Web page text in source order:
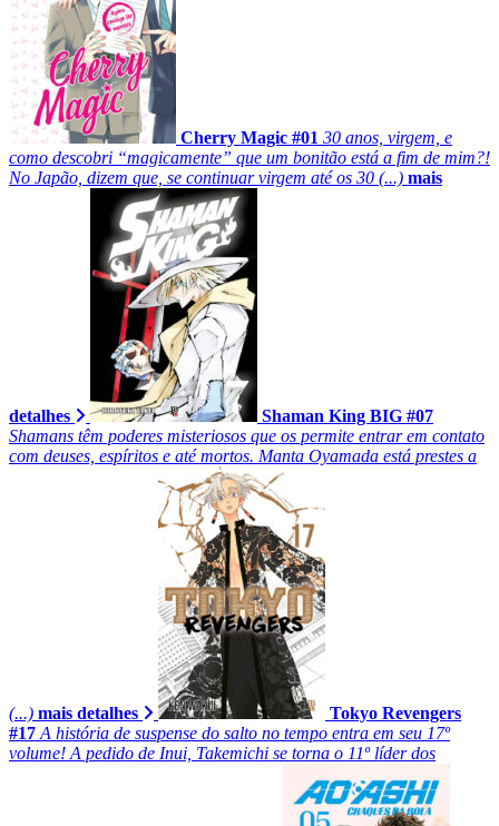
Cherry Magic #01 30 anos, virgem, e
como descobri “magicamente” que um bonitão está a fim de mim?!
No Japão, dizem que, se continuar virgem até os 30 (...) mais
detalhes
Shaman King BIG #07
Shamans têm poderes misteriosos que os permite entrar em contato
com deuses, espíritos e até mortos. Manta Oyamada está prestes a
(...) mais detalhes
Tokyo Revengers
#17 A história de suspense do salto no tempo entra em seu 17º
volume! A pedido de Inui, Takemichi se torna o 11º líder dos